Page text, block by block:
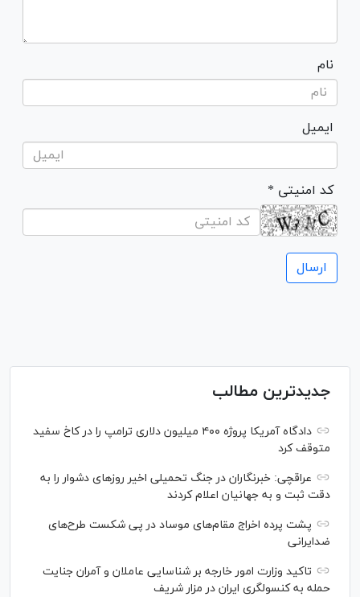
نام
ایمیل
* کد امنیتی
جدیدترین مطالب
دادگاه آمریکا پروژه ۴۰۰ میلیون دلاری ترامپ را در کاخ سفید
متوقف کرد
عراقچی: خبرنگاران در جنگ تحمیلی اخیر روز‌های دشوار را به
دقت ثبت و به جهانیان اعلام کردند
پشت پرده اخراج مقام‌های موساد در پی شکست طرح‌های
ضدایرانی
تاکید وزارت امور خارجه بر شناسایی عاملان و آمران جنایت
حمله به کنسولگری ایران در مزار شریف